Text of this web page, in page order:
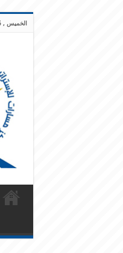
الخميس , 6 أغسطس 2026